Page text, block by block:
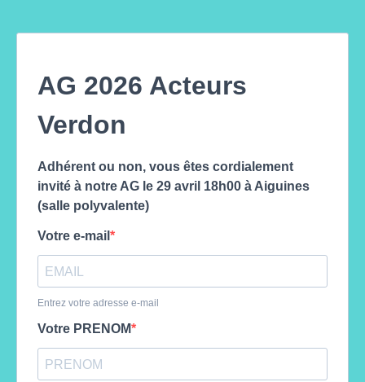
AG 2026 Acteurs
Verdon
Adhérent ou non, vous êtes cordialement
invité à notre AG le 29 avril 18h00 à Aiguines
(salle polyvalente)
Votre e-mail
Entrez votre adresse e-mail
Votre PRENOM